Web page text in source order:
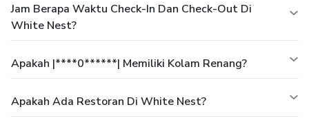
Jam Berapa Waktu Check-In Dan Check-Out Di
White Nest?
Apakah |****0******| Memiliki Kolam Renang?
Apakah Ada Restoran Di White Nest?